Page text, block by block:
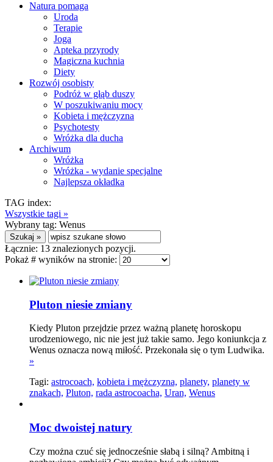
Natura pomaga
Uroda
Terapie
Joga
Apteka przyrody
Magiczna kuchnia
Diety
Rozwój osobisty
Podróż w głąb duszy
W poszukiwaniu mocy
Kobieta i mężczyzna
Psychotesty
Wróżka dla ducha
Archiwum
Wróżka
Wróżka - wydanie specjalne
Najlepsza okładka
TAG index:
Wszystkie tagi »
Wybrany tag: Wenus
Łącznie: 13 znalezionych pozycji.
Pokaż # wyników na stronie:
Pluton niesie zmiany
Kiedy Pluton przejdzie przez ważną planetę horoskopu
urodzeniowego, nic nie jest już takie samo. Jego koniunkcja z
Wenus oznacza nową miłość. Przekonała się o tym Ludwika.
»
Tagi: astrocoach, kobieta i mężczyzna, planety, planety w
znakach, Pluton, rada astrocoacha, Uran, Wenus
Moc dwoistej natury
Czy można czuć się jednocześnie słabą i silną? Ambitną i